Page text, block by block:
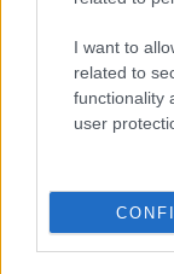
I want to
related to
functionality
user
Iscriviti alla
sul sito web!
Indirizzo
Privacy
marketing.
tue